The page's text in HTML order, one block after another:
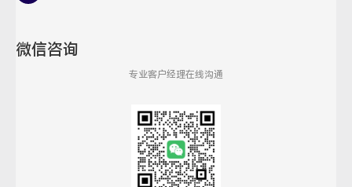
微信咨询
专业客户经理在线沟通